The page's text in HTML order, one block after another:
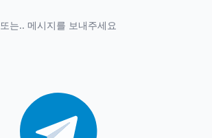
또는.. 메시지를 보내주세요